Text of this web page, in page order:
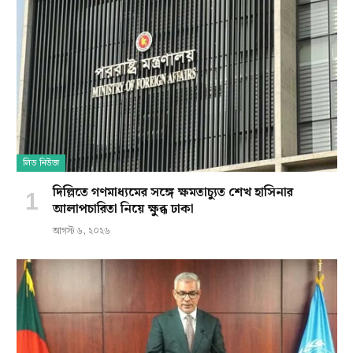
লিড নিউজ
দিল্লিতে গণমাধ্যমের সঙ্গে ক্ষমতাচ্যুত শেখ হাসিনার
আলাপচারিতা নিয়ে ক্ষুব্ধ ঢাকা
আগস্ট ৬, ২০২৬